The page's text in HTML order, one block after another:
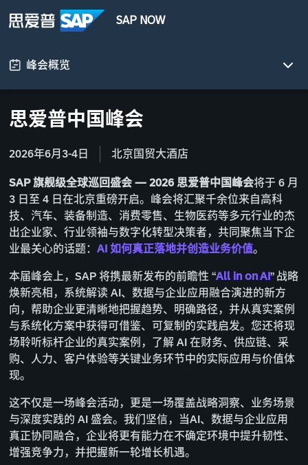
SAP NOW
峰会概览
思爱普中国峰会
2026年6月3-4日 北京国贸大酒店
SAP 旗舰级全球巡回盛会 — 2026 思爱普中国峰会将于 6 月
3 日至 4 日在北京重磅开启。峰会将汇聚千余位来自高科
技、汽车、装备制造、消费零售、生物医药等多元行业的杰
出企业家、行业领袖与数字化转型决策者，共同聚焦当下企
业最关心的话题：AI 如何真正落地并创造业务价值。
本届峰会上，SAP 将携最新发布的前瞻性 “All in on AI” 战略
焕新亮相，系统解读 AI、数据与企业应用融合演进的新方
向，帮助企业更清晰地把握趋势、明确路径，并从真实案例
与系统化方案中获得可借鉴、可复制的实践启发。您还将现
场聆听标杆企业的真实案例，了解 AI 在财务、供应链、采
购、人力、客户体验等关键业务环节中的实际应用与价值体
现。
这不仅是一场峰会活动，更是一场覆盖战略洞察、业务场景
与深度实践的 AI 盛会。我们坚信，当AI、数据与企业应用
真正协同融合，企业将更有能力在不确定环境中提升韧性、
增强竞争力，并把握新一轮增长机遇。